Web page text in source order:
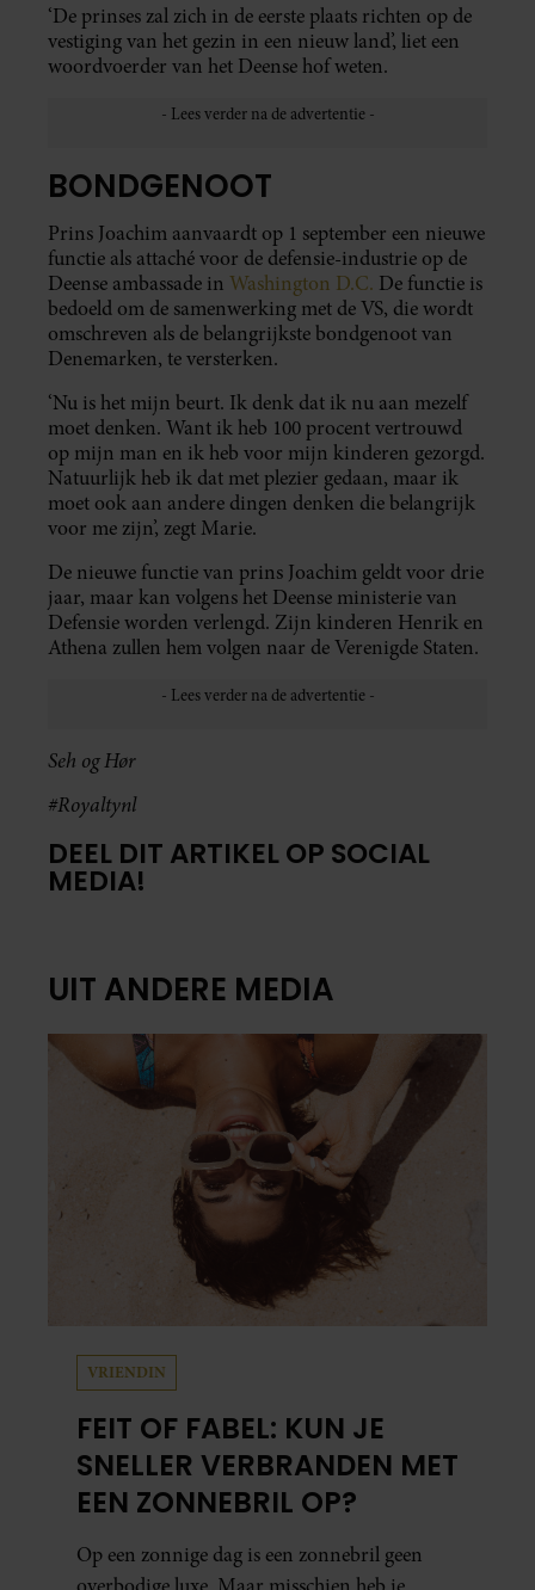
‘De prinses zal zich in de eerste plaats richten op de
vestiging van het gezin in een nieuw land’, liet een
woordvoerder van het Deense hof weten.
BONDGENOOT
Prins Joachim aanvaardt op 1 september een nieuwe
functie als attaché voor de defensie-industrie op de
Deense ambassade in Washington D.C. De functie is
bedoeld om de samenwerking met de VS, die wordt
omschreven als de belangrijkste bondgenoot van
Denemarken, te versterken.
‘Nu is het mijn beurt. Ik denk dat ik nu aan mezelf
moet denken. Want ik heb 100 procent vertrouwd
op mijn man en ik heb voor mijn kinderen gezorgd.
Natuurlijk heb ik dat met plezier gedaan, maar ik
moet ook aan andere dingen denken die belangrijk
voor me zijn’, zegt Marie.
De nieuwe functie van prins Joachim geldt voor drie
jaar, maar kan volgens het Deense ministerie van
Defensie worden verlengd. Zijn kinderen Henrik en
Athena zullen hem volgen naar de Verenigde Staten.
Seh og Hør
#Royaltynl
DEEL DIT ARTIKEL OP SOCIAL
MEDIA!
UIT ANDERE MEDIA
VRIENDIN
FEIT OF FABEL: KUN JE
SNELLER VERBRANDEN MET
EEN ZONNEBRIL OP?
Op een zonnige dag is een zonnebril geen